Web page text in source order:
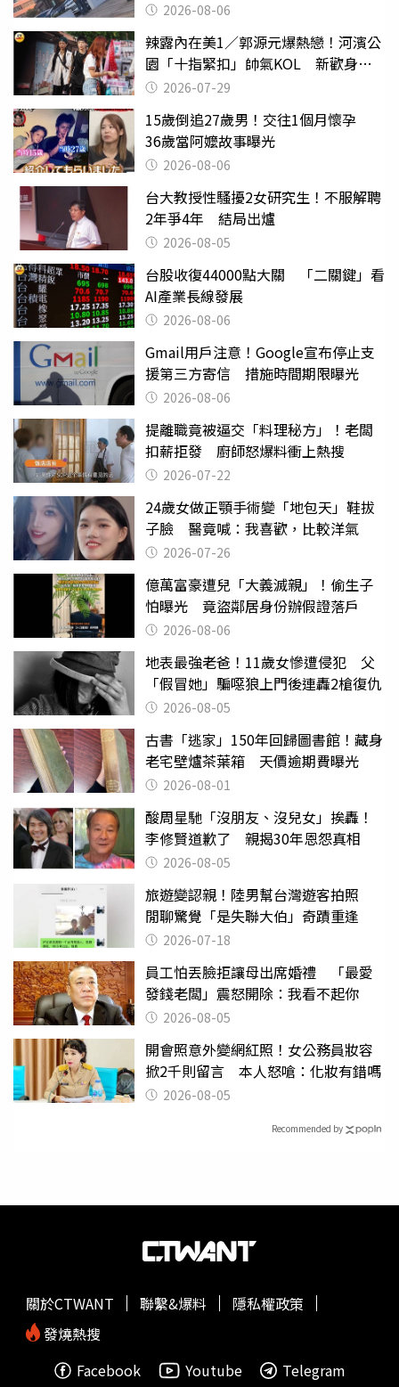
2026-08-06
辣露內在美1／郭源元爆熱戀！河濱公
園「十指緊扣」帥氣KOL 新歡身份
曝光2026-07-29
15歲倒追27歲男！交往1個月懷孕
36歲當阿嬤故事曝光
2026-08-06
台大教授性騷擾2女研究生！不服解聘
2年爭4年 結局出爐
2026-08-05
台股收復44000點大關 「二關鍵」看
AI產業長線發展
2026-08-06
Gmail用戶注意！Google宣布停止支
援第三方寄信 措施時間期限曝光
2026-08-06
提離職竟被逼交「料理秘方」！老闆
扣薪拒發 廚師怒爆料衝上熱搜
2026-07-22
24歲女做正顎手術變「地包天」鞋拔
子臉 醫竟喊：我喜歡，比較洋氣
2026-07-26
億萬富豪遭兒「大義滅親」！偷生子
怕曝光 竟盜鄰居身份辦假證落戶
2026-08-06
地表最強老爸！11歲女慘遭侵犯 父
「假冒她」騙噁狼上門後連轟2槍復仇
2026-08-05
古書「逃家」150年回歸圖書館！藏身
老宅壁爐茶葉箱 天價逾期費曝光
2026-08-01
酸周星馳「沒朋友、沒兒女」挨轟！
李修賢道歉了 親揭30年恩怨真相
2026-08-05
旅遊變認親！陸男幫台灣遊客拍照
閒聊驚覺「是失聯大伯」奇蹟重逢
2026-07-18
員工怕丟臉拒讓母出席婚禮 「最愛
發錢老闆」震怒開除：我看不起你
2026-08-05
開會照意外變網紅照！女公務員妝容
掀2千則留言 本人怒嗆：化妝有錯嗎
2026-08-05
Recommended by
關於CTWANT 聯繫&爆料
隱私權政策
發燒熱搜
Facebook
Youtube Telegram